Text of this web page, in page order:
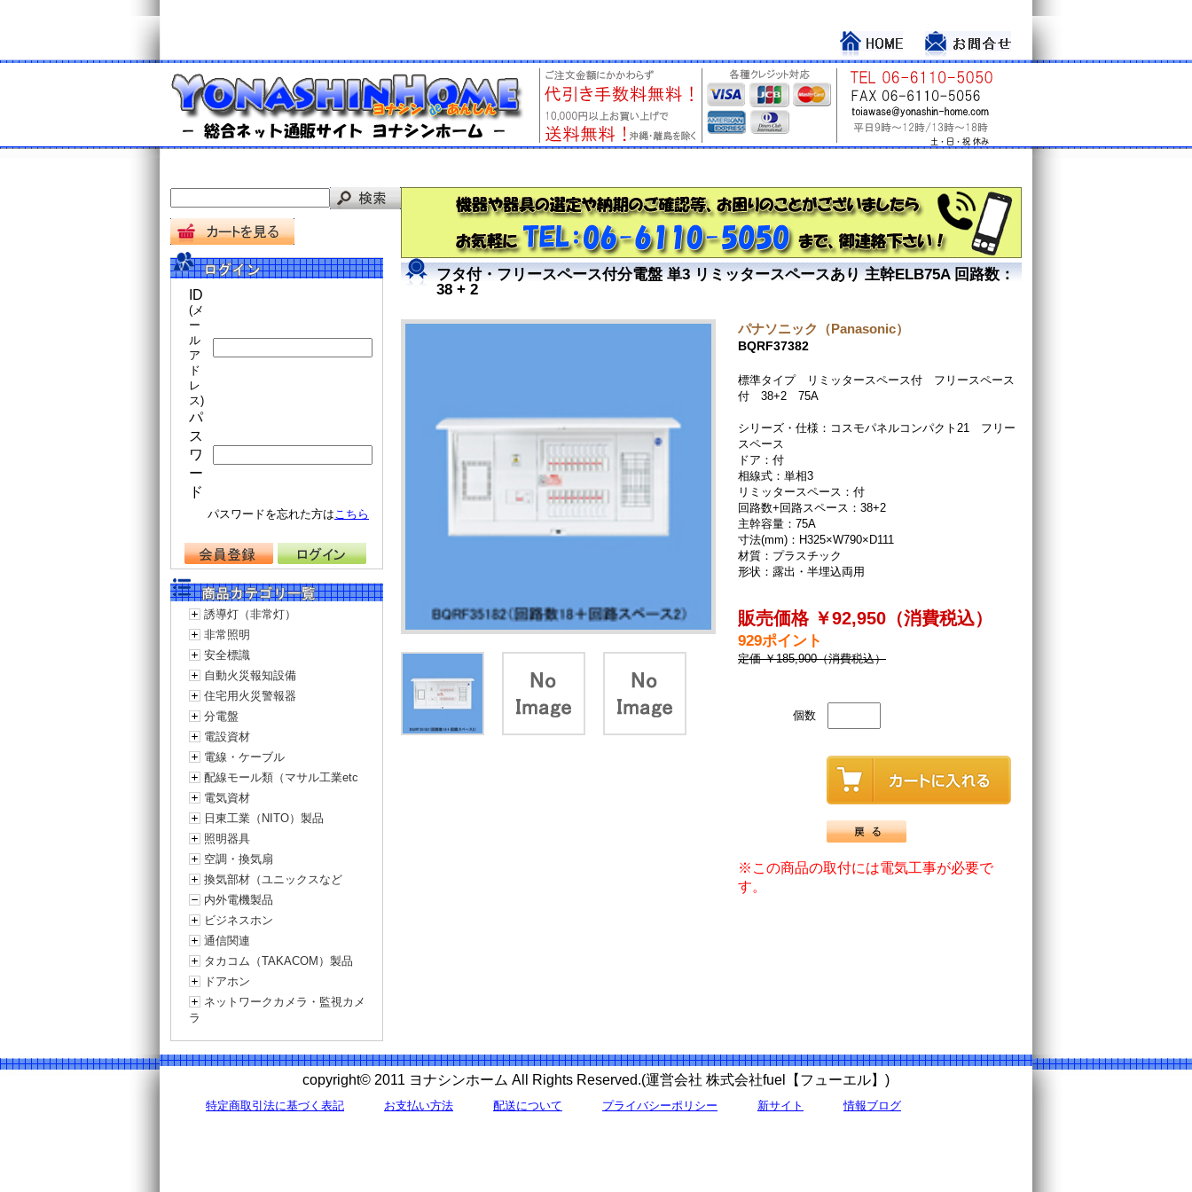
ID
(メ
ー
ル
ア
ド
レ
ス)
パ
ス
ワ
ー
ド
パスワードを忘れた方はこちら
誘導灯（非常灯）
非常照明
安全標識
自動火災報知設備
住宅用火災警報器
分電盤
電設資材
電線・ケーブル
配線モール類（マサル工業etc
電気資材
日東工業（NITO）製品
照明器具
空調・換気扇
換気部材（ユニックスなど
内外電機製品
ビジネスホン
通信関連
タカコム（TAKACOM）製品
ドアホン
ネットワークカメラ・監視カメ
ラ
フタ付・フリースペース付分電盤 単3 リミッタースペースあり 主幹ELB75A 回路数：
38 + 2
パナソニック（Panasonic）
BQRF37382
標準タイプ リミッタースペース付 フリースペース
付 38+2 75A
シリーズ・仕様：コスモパネルコンパクト21 フリー
スペース
ドア：付
相線式：単相3
リミッタースペース：付
回路数+回路スペース：38+2
主幹容量：75A
寸法(mm)：H325×W790×D111
材質：プラスチック
形状：露出・半埋込両用
販売価格 ￥92,950（消費税込）
929ポイント
定価 ￥185,900（消費税込）
個数
※この商品の取付には電気工事が必要で
す。
copyright© 2011 ヨナシンホーム All Rights Reserved.(運営会社 株式会社fuel【フューエル】)
特定商取引法に基づく表記 お支払い方法 配送について プライバシーポリシー 新サイト 情報ブログ